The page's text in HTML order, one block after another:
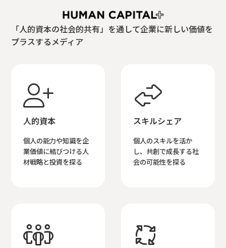
「人的資本の社会的共有」を通して企業に新しい価値を
プラスするメディア

人的資本
個人の能力や知識を企
業価値に結びつける人
材戦略と投資を探る

スキルシェア
個人のスキルを活か
し、共創で成長する社
会の可能性を探る
 